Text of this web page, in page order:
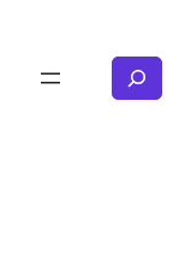
Zoeken